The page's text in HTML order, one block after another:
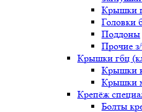
Крышки
Головки
Поддоны
Прочие
Крышки гбц
Крышки
Крышки
Крепёж
Болты